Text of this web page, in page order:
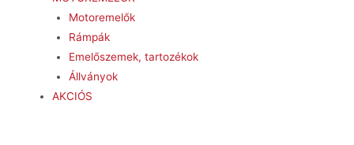
Motoremelők
Rámpák
Emelőszemek, tartozékok
Állványok
AKCIÓS